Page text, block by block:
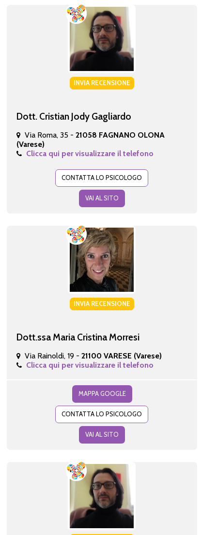
INVIA RECENSIONE
Dott. Cristian Jody Gagliardo
Via Roma, 35 - 21058 FAGNANO OLONA
(Varese)
Clicca qui per visualizzare il telefono
CONTATTA LO PSICOLOGO
VAI AL SITO
INVIA RECENSIONE
Dott.ssa Maria Cristina Morresi
Via Rainoldi, 19 - 21100 VARESE (Varese)
Clicca qui per visualizzare il telefono
MAPPA GOOGLE
CONTATTA LO PSICOLOGO
VAI AL SITO